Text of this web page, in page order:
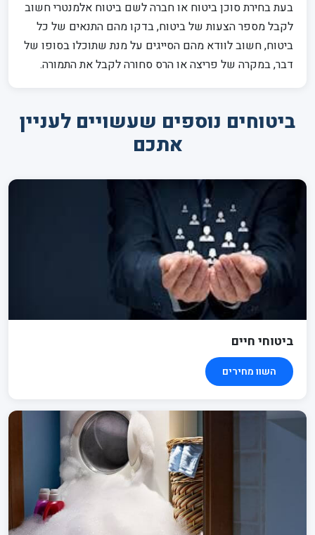
בעת בחירת סוכן ביטוח או חברה לשם ביטוח אלמנטרי חשוב
לקבל מספר הצעות של ביטוח, בדקו מהם התנאים של כל
ביטוח, חשוב לוודא מהם הסייגים על מנת שתוכלו בסופו של
דבר, במקרה של פריצה או הרס סחורה לקבל את התמורה.
ביטוחים נוספים שעשויים לעניין
אתכם
ביטוחי חיים
השוו מחירים